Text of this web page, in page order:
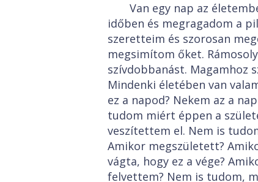
Van egy nap az
időben és megragadom a
szeretteim és szorosan
megsimítom őket.
szívdobbanást. Magamhoz
Mindenki életében van
ez a napod? Nekem az a
tudom miért éppen a
veszítettem el. Nem is
Amikor megszületett?
vágta, hogy ez a vége?
felvettem? Nem is tudom,